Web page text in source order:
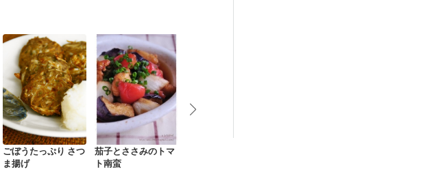
ごぼうたっぷり さつ
ま揚げ
茄子とささみのトマ
ト南蛮